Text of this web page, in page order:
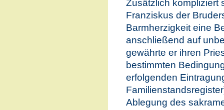
Zusätzlich kompliziert
Franziskus der
Barmherzigkeit eine
anschließend auf
gewährte er ihren
bestimmten
erfolgenden
Ablegung des